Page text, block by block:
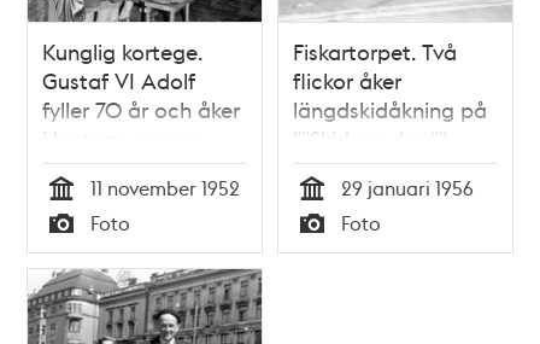
Kunglig kortege.
Gustaf VI Adolf
fyller 70 år och åker
i kortege genom
staden. Längs
kortegens väg stod
stockholmare och
väntade i regnet
Tid
11 november 1952
Typ
Foto
Fiskartorpet. Två
flickor åker
längdskidåkning på
""Skidans dag"".
(7000
stockholmare följde
Skid- och
friluftsfrämjandets
Tid
29 januari 1956
Typ
Foto